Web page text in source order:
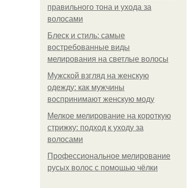
правильного тона и ухода за
волосами
Блеск и стиль: самые
востребованные виды
мелирования на светлые волосы
Мужской взгляд на женскую
одежду: как мужчины
воспринимают женскую моду
Мелкое мелирование на короткую
стрижку: подход к уходу за
волосами
Профессиональное мелирование
русых волос с помощью чёлки